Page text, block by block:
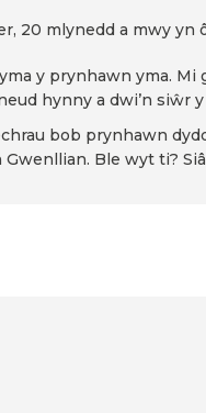
20 mlynedd a mwy
y prynhawn yma.
hynny a dwi’n siŵr
bob prynhawn
Ble wyt ti?